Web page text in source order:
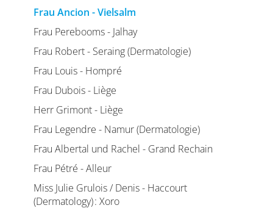
Frau Ancion - Vielsalm
Frau Perebooms - Jalhay
Frau Robert - Seraing (Dermatologie)
Frau Louis - Hompré
Frau Dubois - Liège
Herr Grimont - Liège
Frau Legendre - Namur (Dermatologie)
Frau Albertal und Rachel - Grand Rechain
Frau Pétré - Alleur
Miss Julie Grulois / Denis - Haccourt
(Dermatology) : Xoro